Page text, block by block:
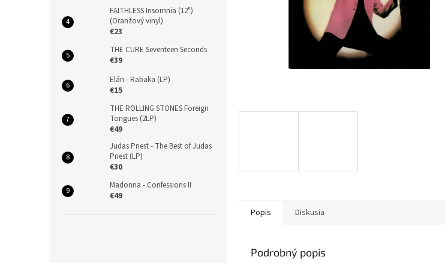
FAITHLESS Insomnia (12")
(Oranžový vinyl)
€23
THE CURE Seventeen Seconds
€39
Elán - Rabaka (LP)
€15
THE ROLLING STONES Foreign
Tongues (2LP)
€49
Judas Priest - The Best of Judas
Priest (LP)
€30
Madonna - Confessions II
€49
Popis Diskusia
Podrobný popis